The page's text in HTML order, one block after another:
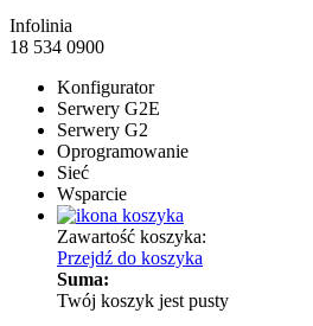
Infolinia
18 534 0900
Konfigurator
Serwery G2E
Serwery G2
Oprogramowanie
Sieć
Wsparcie
Zawartość koszyka:
Przejdź do koszyka
Suma:
Twój koszyk jest pusty